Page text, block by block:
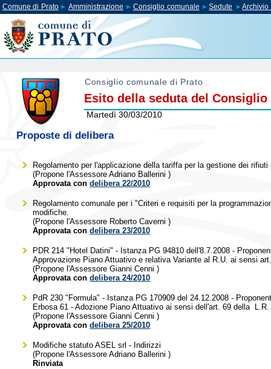
Comune di Prato Amministrazione Consiglio comunale Sedute Archivio
Consiglio comunale di Prato
Esito della seduta del Consiglio
Martedì 30/03/2010
Proposte di delibera
Regolamento per l'applicazione della tariffa per la gestione dei
(Propone l'AssessoreAdriano Ballerini )
Approvata condelibera 22/2010
Regolamento comunale per i "Criteri e requisiti per la
modifiche.
(Propone l'Assessore Roberto Caverni )
Approvata condelibera 23/2010
PDR 214 "Hotel Datini" - Istanza PG 94810 dell'8.7.2008 -
Approvazione Piano Attuativo e relativa Variante al R.U. ai sensi
(Propone l'AssessoreGianni Cenni )
Approvata condelibera 24/2010
PdR 230 "Formula" - Istanza PG 170909 del 24.12.2008 -
Erbosa 61 - Adozione Piano Attuativo ai sensi dell'art. 69 della
(Propone l'AssessoreGianni Cenni )
Approvata condelibera 25/2010
Modifiche statuto ASEL srl - Indirizzi
(Propone l'AssessoreAdriano Ballerini )
Rinviata